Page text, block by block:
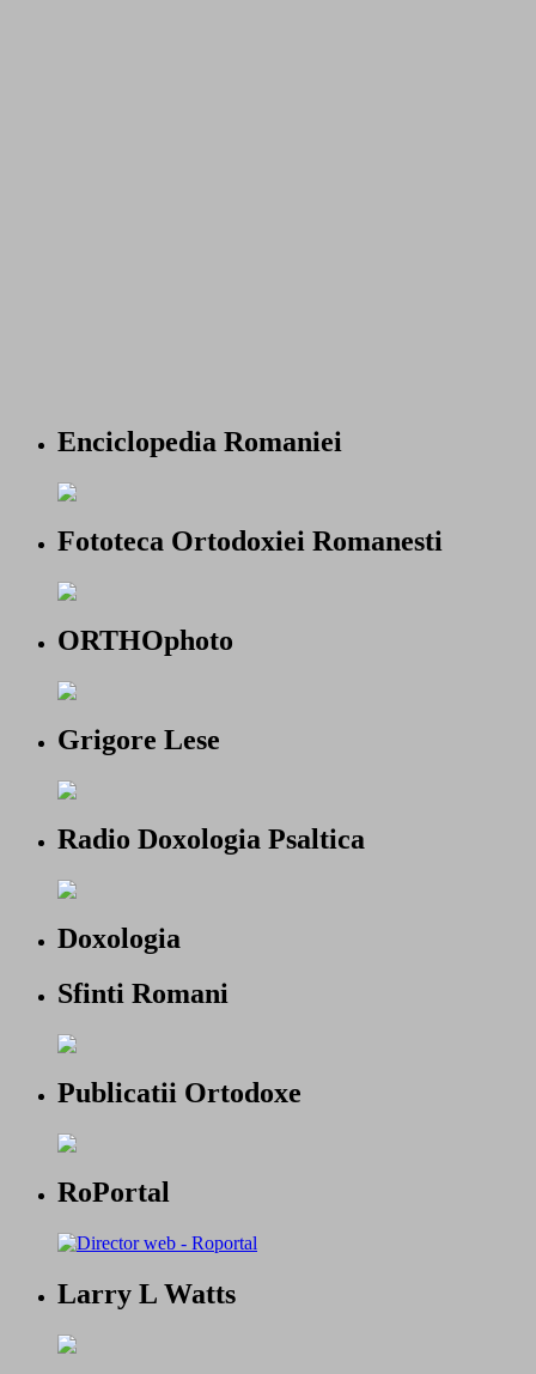
Enciclopedia Romaniei
Fototeca Ortodoxiei Romanesti
ORTHOphoto
Grigore Lese
Radio Doxologia Psaltica
Doxologia
Sfinti Romani
Publicatii Ortodoxe
RoPortal
Larry L Watts